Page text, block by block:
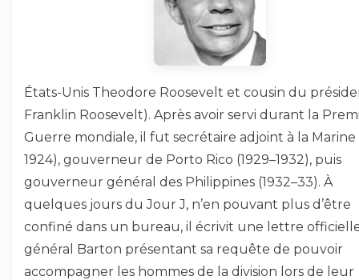
États-Unis Theodore Roosevelt et cousin du
Franklin Roosevelt). Après avoir servi durant la
Guerre mondiale, il fut secrétaire adjoint à la Marine
1924), gouverneur de Porto Rico (1929–1932), puis
gouverneur général des Philippines (1932–33). À
quelques jours du Jour J, n’en pouvant plus d’être
confiné dans un bureau, il écrivit une lettre
général Barton présentant sa requête de pouvoir
accompagner les hommes de la division lors de leur